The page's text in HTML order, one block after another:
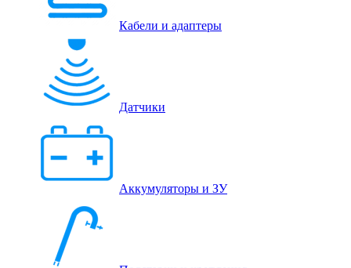
Кабели и адаптеры
Датчики
Аккумуляторы и ЗУ